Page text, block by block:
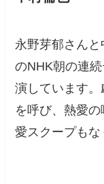
永野芽郁さん
のNHK朝の連
演しています
を呼び、熱愛
愛スクープもな